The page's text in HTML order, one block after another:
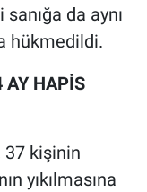
da aynı
hükmedildi.
AY HAPİS
37 kişinin
yıkılmasına